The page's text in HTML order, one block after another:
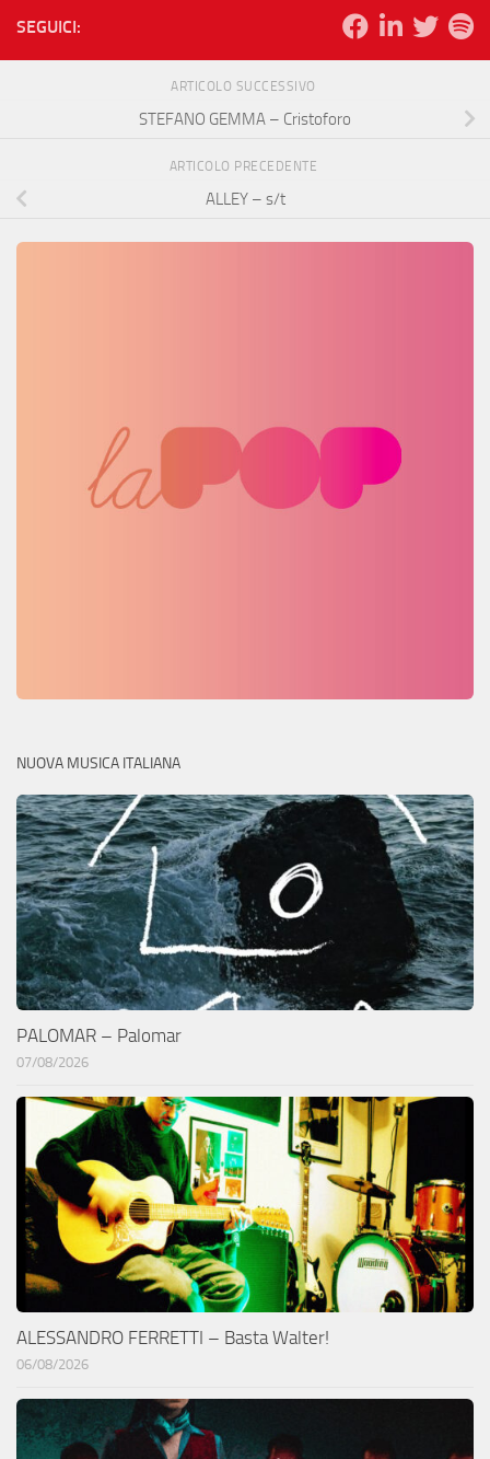
SEGUICI:
ARTICOLO SUCCESSIVO
STEFANO GEMMA – Cristoforo
ARTICOLO PRECEDENTE
ALLEY – s/t
NUOVA MUSICA ITALIANA
PALOMAR – Palomar
07/08/2026
ALESSANDRO FERRETTI – Basta Walter!
06/08/2026